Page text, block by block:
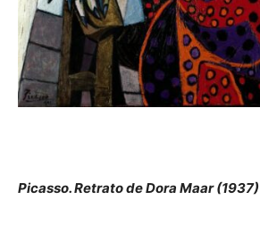
Picasso. Retrato de Dora Maar (1937)